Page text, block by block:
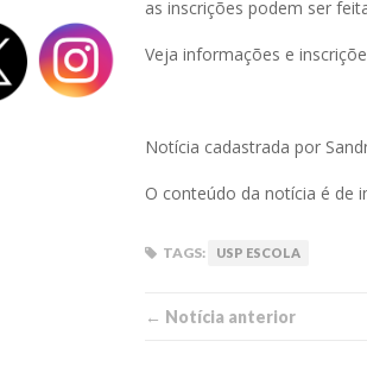
as inscrições podem ser
Veja informações e
Notícia cadastrada por
O conteúdo da notícia é de
TAGS: USP ESCOLA
← Notí­cia anterior